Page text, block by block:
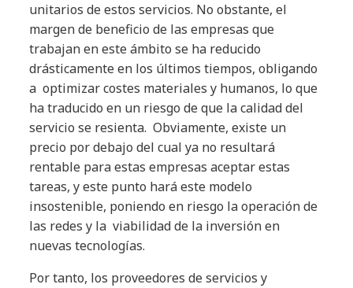
unitarios de estos servicios. No obstante, el
margen de beneficio de las empresas que
trabajan en este ámbito se ha reducido
drásticamente en los últimos tiempos, obligando
a optimizar costes materiales y humanos, lo que
ha traducido en un riesgo de que la calidad del
servicio se resienta. Obviamente, existe un
precio por debajo del cual ya no resultará
rentable para estas empresas aceptar estas
tareas, y este punto hará este modelo
insostenible, poniendo en riesgo la operación de
las redes y la viabilidad de la inversión en
nuevas tecnologías.
Por tanto, los proveedores de servicios y